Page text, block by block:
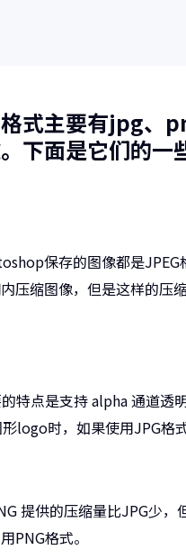
格式主要有jpg
下面是它们的一
保存的图像都是
压缩图像，但是这样的压
特点是支持 alpha 通道透
logo时，如果使用JPG格
提供的压缩量比JPG少，
PNG格式。